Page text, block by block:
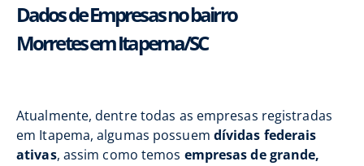
Dados de Empresas no bairro
Morretes em Itapema/SC
Atualmente, dentre todas as empresas registradas
em Itapema, algumas possuem dívidas federais
ativas, assim como temos empresas de grande,